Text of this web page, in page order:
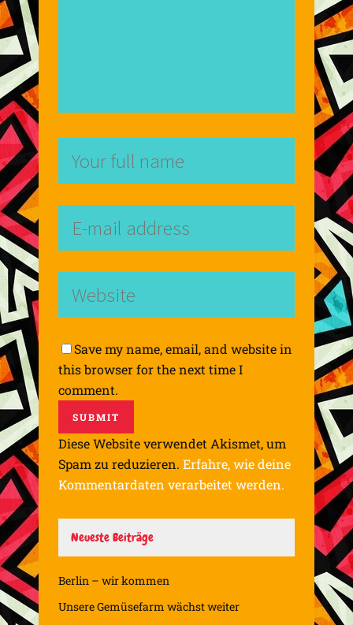
Save my name, email, and website in
this browser for the next time I
comment.
Diese Website verwendet Akismet, um
Spam zu reduzieren. Erfahre, wie deine
Kommentardaten verarbeitet werden.
Neueste Beiträge
Berlin – wir kommen
Unsere Gemüsefarm wächst weiter